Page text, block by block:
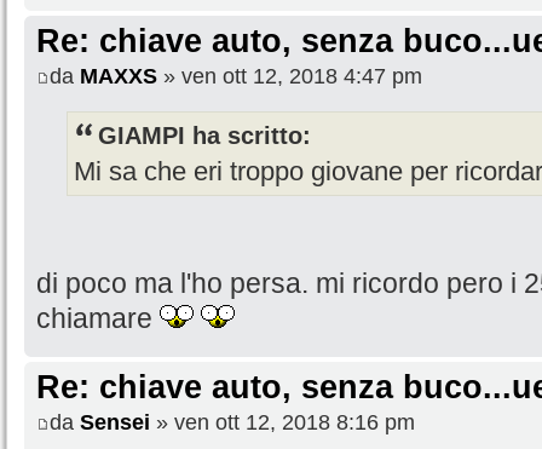
Re: chiave auto, senza
da MAXXS » ven ott 12, 2018 4:47 pm
GIAMPI ha scritto:
Mi sa che eri troppo giovane per
di poco ma l'ho persa. mi ricordo pero i
chiamare
Re: chiave auto, senza
da Sensei » ven ott 12, 2018 8:16 pm